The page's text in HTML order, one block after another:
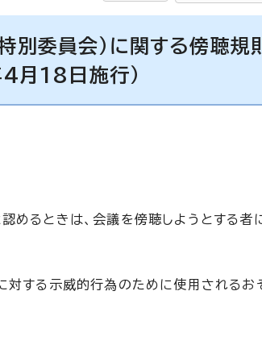
別委員会）に関する傍聴規
月18日施行）
めるときは、会議を傍聴しようとする者
対する示威的行為のために使用されるお